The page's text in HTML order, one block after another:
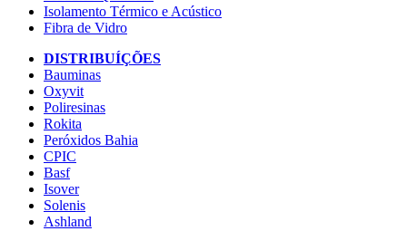
Isolamento Térmico e Acústico
Fibra de Vidro
DISTRIBUÍÇÕES
Bauminas
Oxyvit
Poliresinas
Rokita
Peróxidos Bahia
CPIC
Basf
Isover
Solenis
Ashland